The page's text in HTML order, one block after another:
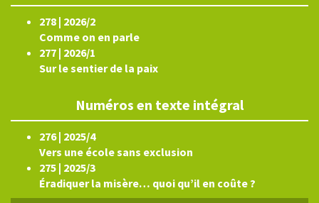
278 | 2026/2
Comme on en parle
277 | 2026/1
Sur le sentier de la paix
Numéros en texte intégral
276 | 2025/4
Vers une école sans exclusion
275 | 2025/3
Éradiquer la misère… quoi qu’il en coûte ?